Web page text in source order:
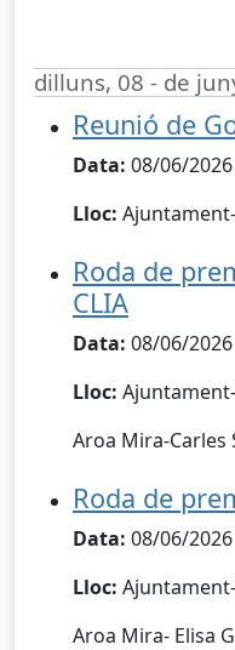
dilluns, 08 - de
Reunió de
Data: 08/06/
Lloc:
Roda de
CLIA
Data: 08/06/
Lloc:
Aroa Mira-Carles
Roda de
Data: 08/06/
Lloc:
Aroa Mira- Elisa